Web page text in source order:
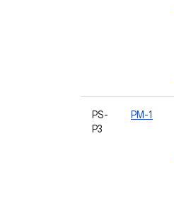
PS-
P3
PM-1